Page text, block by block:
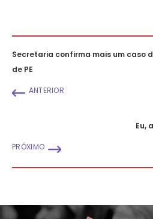
Secretaria confirma mais um caso
de PE
ANTERIOR
Eu,
PRÓXIMO